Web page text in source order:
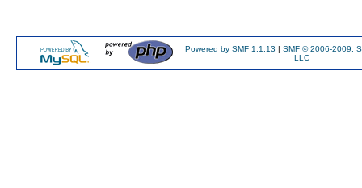
Powered by SMF 1.1.13 | SMF © 2006-2009,
LLC